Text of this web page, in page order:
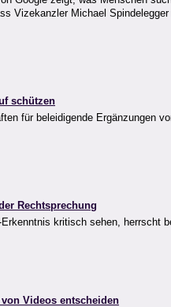
Vizekanzler Michael
schützen
für beleidigende Ergänzungen
Rechtsprechung
kritisch sehen, herrscht
Videos entscheiden